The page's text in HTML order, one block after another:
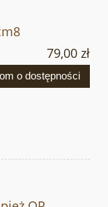
79,00 zł
o dostępności